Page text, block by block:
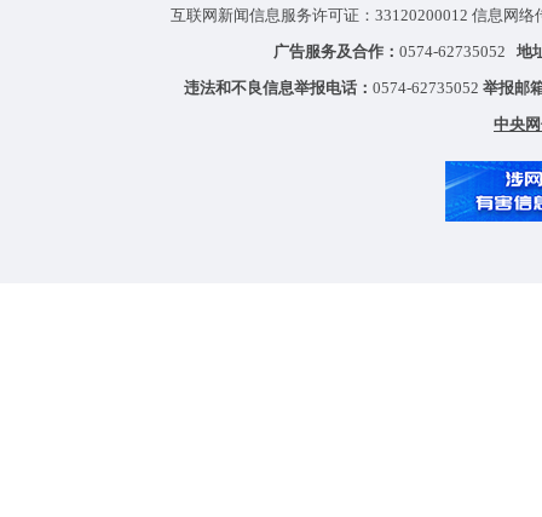
互联网新闻信息服务许可证：33120200012 信息网
广告服务及合作： 0574-62735052 地
违法和不良信息举报电话： 0574-62735052 举报邮
中央